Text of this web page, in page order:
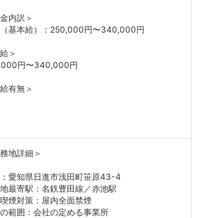
内訳＞
（基本給）：250,000円〜340,000円
＞
円〜340,000円
有無＞
地詳細＞
愛知県日進市浅田町笹原43-4
最寄駅：名鉄豊田線／赤池駅
煙対策：屋内全面禁煙
範囲：会社の定める事業所